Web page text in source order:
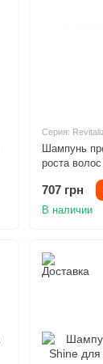
Серия:
Шампунь
роста
Revitalize
707 грн
В наличии